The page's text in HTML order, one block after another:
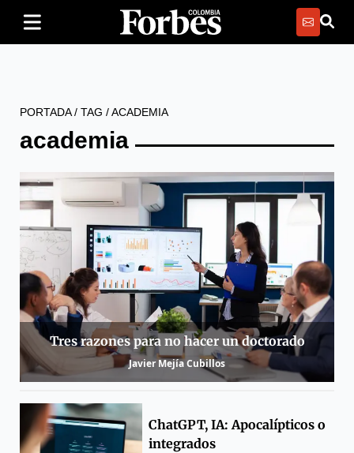
PORTADA/ TAG /ACADEMIA
academia
Tres razones para no hacer un doctorado
Javier Mejía Cubillos
ChatGPT, IA: Apocalípticos o
integrados